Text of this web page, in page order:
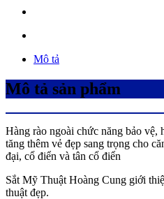
Mô tả
Mô tả sản phẩm
Hàng rào ngoài chức năng bảo vệ,
tăng thêm vẻ đẹp sang trọng cho
đại, cổ điển và tân cổ điển
Sắt Mỹ Thuật Hoàng Cung giới
thuật đẹp.